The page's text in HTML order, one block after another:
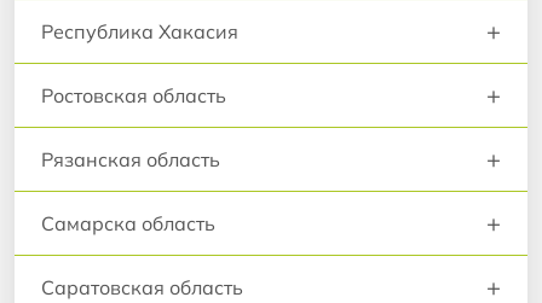
Республика Хакасия +
Ростовская область +
Рязанская область +
Самарска область +
Саратовская область +